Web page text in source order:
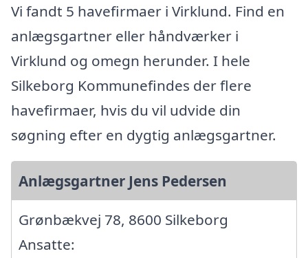
Vi fandt 5 havefirmaer i Virklund. Find en
anlægsgartner eller håndværker i
Virklund og omegn herunder. I hele
Silkeborg Kommunefindes der flere
havefirmaer, hvis du vil udvide din
søgning efter en dygtig anlægsgartner.
Anlægsgartner Jens Pedersen
Grønbækvej 78, 8600 Silkeborg
Ansatte: